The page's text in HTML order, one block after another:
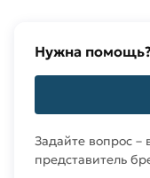
Нужна
Задайте вопрос –
представитель